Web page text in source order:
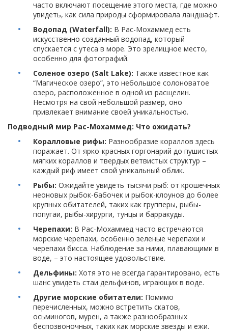
часто включают посещение этого места, где можно
увидеть, как сила природы сформировала ландшафт.
Водопад (Waterfall): В Рас-Мохаммед есть
искусственно созданный водопад, который
спускается с утеса в море. Это зрелищное место,
особенно для фотографий.
Соленое озеро (Salt Lake): Также известное как
“Магическое озеро”, это небольшое солоноватое
озеро, расположенное в одной из расщелин.
Несмотря на свой небольшой размер, оно
привлекает внимание своей уникальностью.
Подводный мир Рас-Мохаммед: Что ожидать?
Коралловые рифы: Разнообразие кораллов здесь
поражает. От ярко-красных горгонарий до пушистых
мягких кораллов и твердых ветвистых структур –
каждый риф имеет свой уникальный облик.
Рыбы: Ожидайте увидеть тысячи рыб: от крошечных
неоновых рыбок-бабочек и рыбок-клоунов до более
крупных обитателей, таких как групперы, рыбы-
попугаи, рыбы-хирурги, тунцы и барракуды.
Черепахи: В Рас-Мохаммед часто встречаются
морские черепахи, особенно зеленые черепахи и
черепахи бисса. Наблюдение за ними, плавающими в
воде, – это настоящее удовольствие.
Дельфины: Хотя это не всегда гарантировано, есть
шанс увидеть стаи дельфинов, играющих в воде.
Другие морские обитатели: Помимо
перечисленных, можно встретить скатов,
осьминогов, мурен, а также разнообразных
беспозвоночных, таких как морские звезды и ежи.